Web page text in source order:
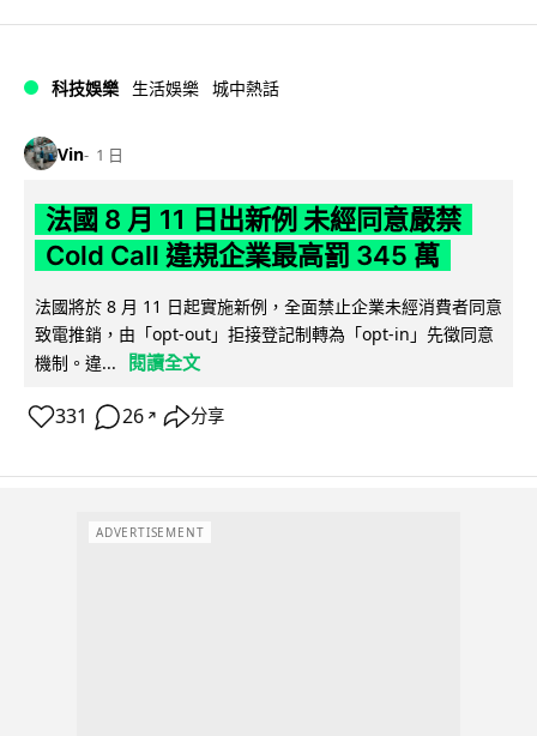
科技娛樂 生活娛樂 城中熱話
Vin 1 日
法國 8 月 11 日出新例 未經同意嚴禁
Cold Call 違規企業最高罰 345 萬
法國將於 8 月 11 日起實施新例，全面禁止企業未經消費者同意
致電推銷，由「opt-out」拒接登記制轉為「opt-in」先徵同意
機制。違...
閱讀全文
331 26 ↗ 分享
ADVERTISEMENT